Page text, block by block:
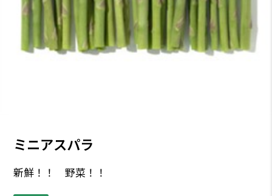
ミニアスパラ
新鮮！！ 野菜！！